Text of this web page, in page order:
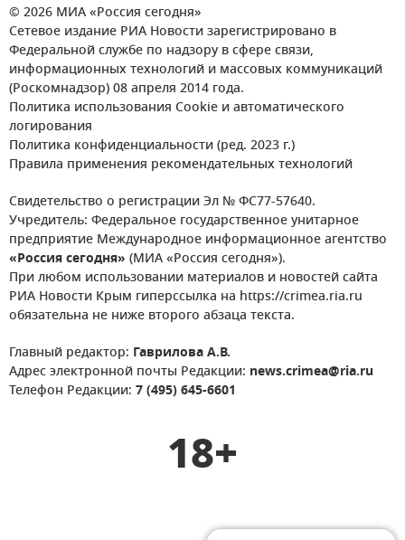
© 2026 МИА «Россия сегодня»
Сетевое издание РИА Новости зарегистрировано в
Федеральной службе по надзору в сфере связи,
информационных технологий и массовых коммуникаций
(Роскомнадзор) 08 апреля 2014 года.
Политика использования Cookie и автоматического
логирования
Политика конфиденциальности (ред. 2023 г.)
Правила применения рекомендательных технологий
Свидетельство о регистрации Эл № ФС77-57640.
Учредитель: Федеральное государственное унитарное
предприятие Международное информационное агентство
«Россия сегодня» (МИА «Россия сегодня»).
При любом использовании материалов и новостей сайта
РИА Новости Крым гиперссылка на https://crimea.ria.ru
обязательна не ниже второго абзаца текста.
Главный редактор: Гаврилова А.В.
Адрес электронной почты Редакции: news.crimea@ria.ru
Телефон Редакции: 7 (495) 645-6601
18+